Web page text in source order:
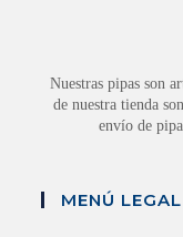
Nuestras pipas son
de nuestra tienda
envío de
MENÚ LEGAL